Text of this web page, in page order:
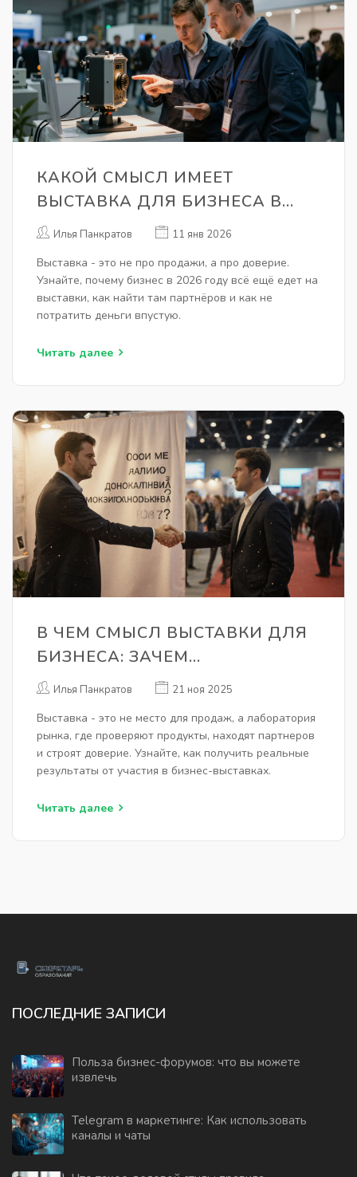
КАКОЙ СМЫСЛ ИМЕЕТ
ВЫСТАВКА ДЛЯ БИЗНЕСА В
2026 ГОДУ
Илья Панкратов 11 янв 2026
Выставка - это не про продажи, а про доверие.
Узнайте, почему бизнес в 2026 году всё ещё едет на
выставки, как найти там партнёров и как не
потратить деньги впустую.
Читать далее
В ЧЕМ СМЫСЛ ВЫСТАВКИ ДЛЯ
БИЗНЕСА: ЗАЧЕМ
УЧАСТВОВАТЬ И ЧТО
Илья Панкратов 21 ноя 2025
Выставка - это не место для продаж, а лаборатория
рынка, где проверяют продукты, находят партнеров
и строят доверие. Узнайте, как получить реальные
результаты от участия в бизнес-выставках.
Читать далее
ПОСЛЕДНИЕ ЗАПИСИ
Польза бизнес-форумов: что вы можете
извлечь
Telegram в маркетинге: Как использовать
каналы и чаты